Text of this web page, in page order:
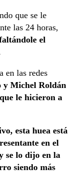
que se le
las 24 horas,
el
en las redes
Michel Roldán
le hicieron a
esta huea está
en el
se lo dijo en la
siendo más